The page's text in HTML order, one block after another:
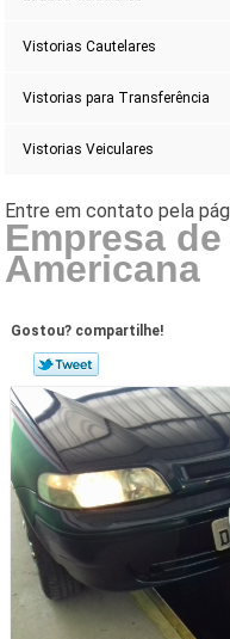
Vistorias Cautelares
Vistorias para Transferência
Vistorias Veiculares
Empresa
Americana
Gostou? compartilhe!